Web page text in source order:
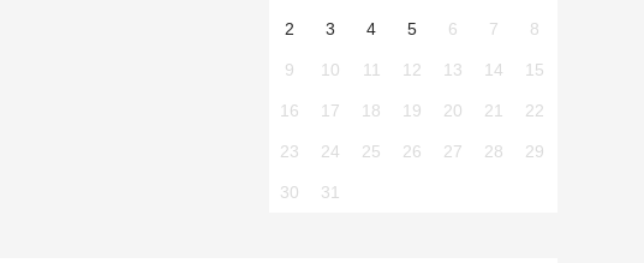
2 3 4 5 6 7 8
9 10 11 12 13 14 15
16 17 18 19 20 21 22
23 24 25 26 27 28 29
30 31